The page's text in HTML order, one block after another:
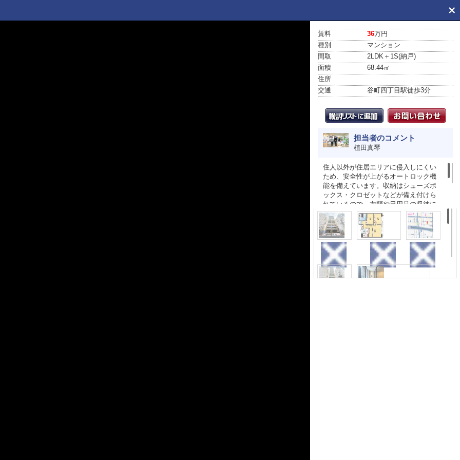
賃料 36万円
種別
マンション
間取
2LDK＋1S(納戸)
面積
68.44㎡
住所
大阪府大阪市中央区常盤町１丁目
交通 谷町四丁目駅徒歩3分
担当者のコメント
植田真琴
住人以外が住居エリアに侵入しにくい
ため、安全性が上がるオートロック機
能を備えています。収納はシューズボ
ックス・クロゼットなどが備え付けら
れているので、衣類や日用品の収納に
重宝します。室内設備は浴室乾燥機・
洗面所独立などが揃っており、とても
充実しています。留守中に注文した商
品が届くので、配送時間を気にせず注
文ができる宅配ボックスを共用部に備
えております。防犯カメラが付いてい
るため犯罪への抑止力となり、安全性
が高くなります。新築の物件です。利
外観 間取り 地図